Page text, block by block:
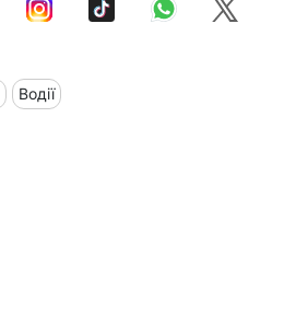
Водії